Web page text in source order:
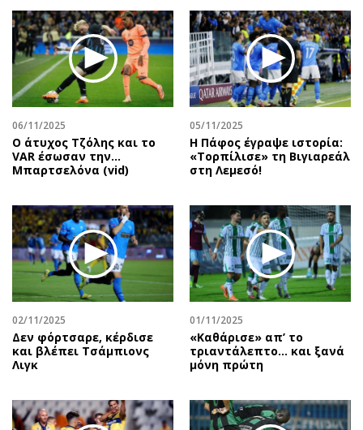
Ενέργεια
Ναυτιλία
Περιβάλλον
Ελλάδα
Κόσμος
Παράξενα
Πολιτισμός
Θέατρο-Χορός
Μουσική
Εικαστικά
Βιβλίο
Χειρόγραφα
Γυναίκα
Showbiz
Ταξίδια
Συνταγές
Έξοδος
Media
Εκπομπές
Podcasts
Uncut
Προσφορές
Προσωπικότητες στην ''Κ''
Επιστολές
06/11/2025
Ο άτυχος Τζόλης και το
VAR έσωσαν την…
Μπαρτσελόνα (vid)
05/11/2025
Η Πάφος έγραψε ιστορία:
«Τορπίλισε» τη Βιγιαρεάλ
στη Λεμεσό!
02/11/2025
Δεν φόρτσαρε, κέρδισε
και βλέπει Τσάμπιονς
Λιγκ
01/11/2025
«Καθάρισε» απ’ το
τριαντάλεπτο… και ξανά
μόνη πρώτη